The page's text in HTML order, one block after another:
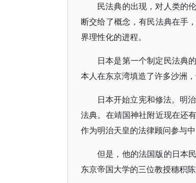
民法典的出现，对人类的
断交给了概念，有民法典在手
界理性化的进程。
日本是第一个制定民法典
本人在东京湾填造了许多沙洲
日本开始立宪和修法。明
法典。在靖国神社附近现在还
作为明治天皇的法律顾问参与
但是，他的法国版的日本
东京帝国大学的三位教授穗积